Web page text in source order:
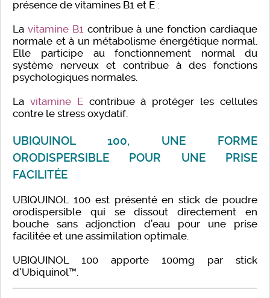
présence de vitamines B1 et E :
La vitamine B1 contribue à une fonction cardiaque
normale et à un métabolisme énergétique normal.
Elle participe au fonctionnement normal du
système nerveux et contribue à des fonctions
psychologiques normales.
La vitamine Econtribue à protéger les cellules
contre le stress oxydatif.
UBIQUINOL 100, UNE FORME
ORODISPERSIBLE POUR UNE PRISE
FACILITÉE
UBIQUINOL 100 est présenté en stick de poudre
orodispersible qui se dissout directement en
bouche sans adjonction d’eau pour une prise
facilitée et une assimilation optimale.
UBIQUINOL 100 apporte 100mg par stick
d'Ubiquinol™.